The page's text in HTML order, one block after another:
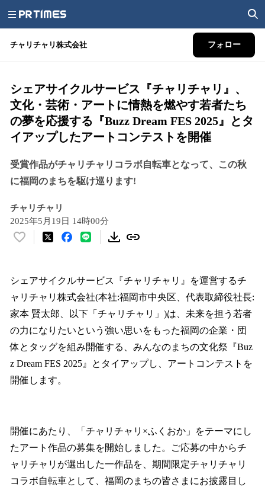
チャリチャリ株式会社 フォロー
シェアサイクルサービス『チャリチャリ』、
文化・芸術・アートに情熱を燃やす若者たち
の夢を応援する『Buzz Dream FES 2025』とタ
イアップしたアートコンテストを開催
受賞作品がチャリチャリコラボ自転車となって、この秋
に福岡のまちを駆け巡ります!
チャリチャリ
2025年5月19日 14時00分
い
！
数
を
読
み
込
み
中
で
シェアサイクルサービス『チャリチャリ』を運営するチ
ャリチャリ株式会社(本社:福岡市中央区、代表取締役社長:
家本 賢太郎、以下「チャリチャリ」)は、未来を担う若者
の力になりたいという強い思いをもった福岡の企業・団
体とタッグを組み開催する、みんなのまちの文化祭『Buz
z Dream FES 2025』とタイアップし、アートコンテストを
開催します。
開催にあたり、「チャリチャリ×ふくおか」をテーマにし
たアート作品の募集を開始しました。ご応募の中からチ
ャリチャリが選出した一作品を、期間限定チャリチャリ
コラボ自転車として、福岡のまちの皆さまにお披露目し